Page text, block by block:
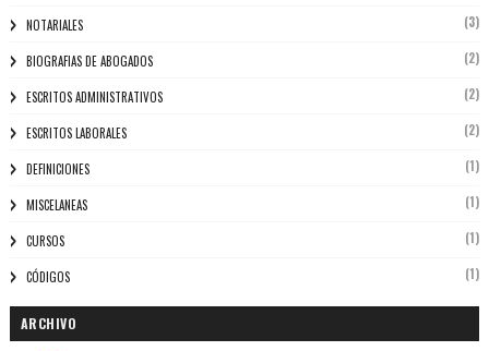
NOTARIALES (3)
BIOGRAFIAS DE ABOGADOS (2)
ESCRITOS ADMINISTRATIVOS (2)
ESCRITOS LABORALES (2)
DEFINICIONES (1)
MISCELANEAS (1)
CURSOS (1)
CÓDIGOS (1)
ARCHIVO